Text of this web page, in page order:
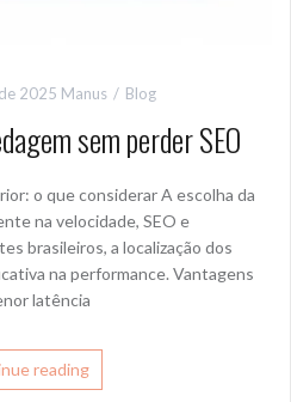
2025 Manus Blog
sem perder SEO
o que considerar A escolha da
na velocidade, SEO e
brasileiros, a localização dos
na performance. Vantagens
latência
reading